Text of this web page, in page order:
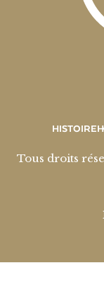
HISTOIRE
Tous droits